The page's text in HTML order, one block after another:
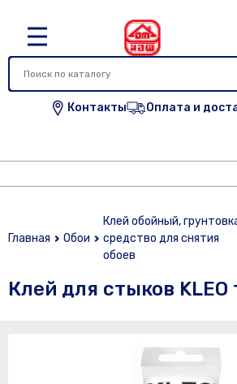
Контакты Оплата и
Главная Обои
Клей обойный,
средство для снятия
обоев
Клей для стыков